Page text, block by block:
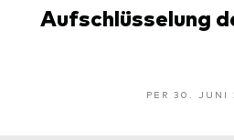
Aufschlüsselung
PER 30. JUNI